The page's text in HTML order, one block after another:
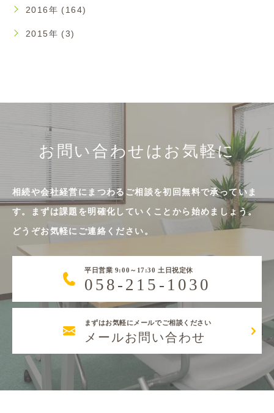
2016年 (164)
2015年 (3)
お問い合わせはお気軽に
相続や会社経営にまつわるご相談を初回無料で承っていま
す。まずは課題を明確化していくことから始めましょう。
どうぞお気軽にご連絡ください。
平日営業 9:00～17:30 土日祝定休
058-215-1030
まずはお気軽にメールでご相談ください
メールお問い合わせ